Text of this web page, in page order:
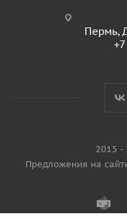
Пермь,
2015 -
Предложения на